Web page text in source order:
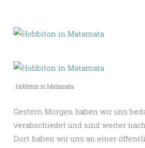
Hobbiton in Matamata
Gestern Morgen haben wir uns
verabschiedet und sind weiter
Dort haben wir uns an einer